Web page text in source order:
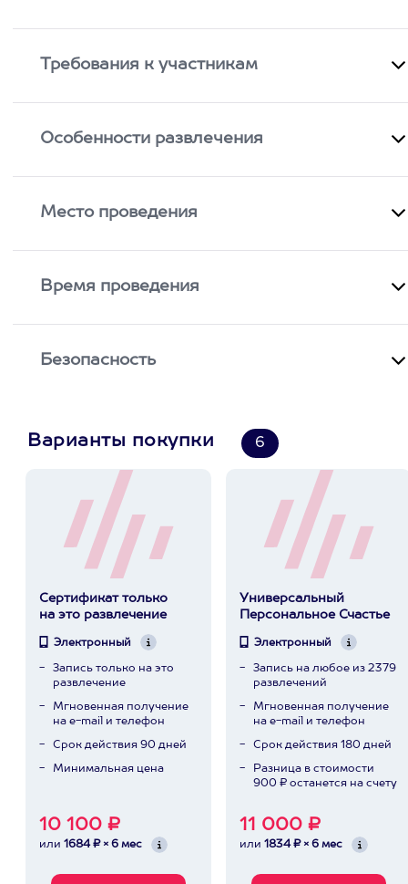
Требования к участникам
Особенности развлечения
Место проведения
Время проведения
Безопасность
Варианты покупки 6
Сертификат только
на это развлечение
Электронный
Запись только на это
развлечение
Мгновенная получение
на e-mail и телефон
Срок действия 90 дней
Минимальная цена
10 100 ₽
или 1684 ₽ × 6 мес
Универсальный
Персональное Счастье
Электронный
Запись на любое из 2379
развлечений
Мгновенная получение
на e-mail и телефон
Срок действия 180 дней
Разница в стоимости
900 ₽ останется на счету
11 000 ₽
или 1834 ₽ × 6 мес